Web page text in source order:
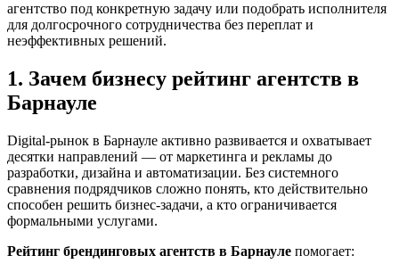
агентство под конкретную задачу или подобрать исполнителя
для долгосрочного сотрудничества без переплат и
неэффективных решений.
1. Зачем бизнесу рейтинг агентств в
Барнауле
Digital-рынок в Барнауле активно развивается и охватывает
десятки направлений — от маркетинга и рекламы до
разработки, дизайна и автоматизации. Без системного
сравнения подрядчиков сложно понять, кто действительно
способен решить бизнес-задачи, а кто ограничивается
формальными услугами.
Рейтинг брендинговых агентств в Барнауле помогает: